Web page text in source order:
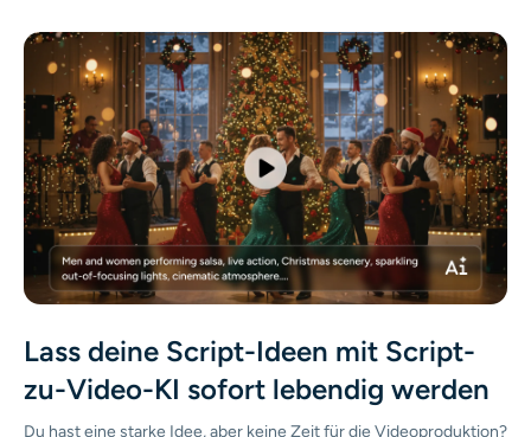
Headshot-Generator Pro
KI-Headshot-Generator
Passfoto-Ersteller
Video-Werkzeuge
Videoeffekte
Video-Verstärker
Video-Wasserzeichen-Entferner
Lass deine Script-Ideen mit Script-
zu-Video-KI sofort lebendig werden
Du hast eine starke Idee, aber keine Zeit für die Videoproduktion?